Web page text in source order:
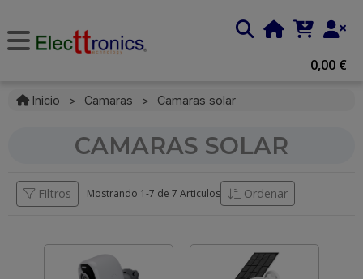
0,00 €
Inicio > Camaras > Camaras solar
CAMARAS SOLAR
Filtros Mostrando 1-7 de 7 Articulos Ordenar